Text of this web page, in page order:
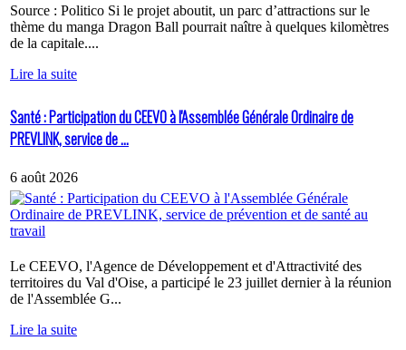
Source : Politico Si le projet aboutit, un parc d’attractions sur le
thème du manga Dragon Ball pourrait naître à quelques kilomètres
de la capitale....
Lire la suite
Santé : Participation du CEEVO à l'Assemblée Générale Ordinaire de
PREVLINK, service de ...
6 août 2026
Le CEEVO, l'Agence de Développement et d'Attractivité des
territoires du Val d'Oise, a participé le 23 juillet dernier à la réunion
de l'Assemblée G...
Lire la suite